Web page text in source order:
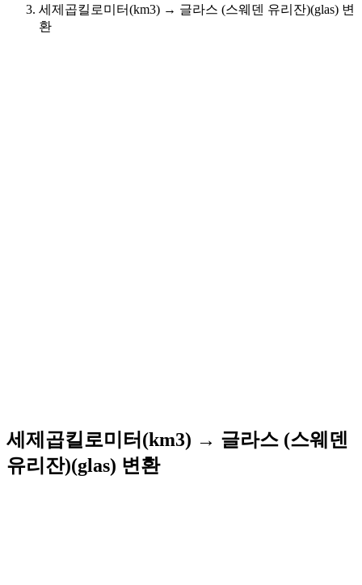
세제곱킬로미터(km3) → 글라스 (스웨덴 유리잔)(glas) 변
환
세제곱킬로미터(km3) → 글라스 (스웨덴
유리잔)(glas) 변환